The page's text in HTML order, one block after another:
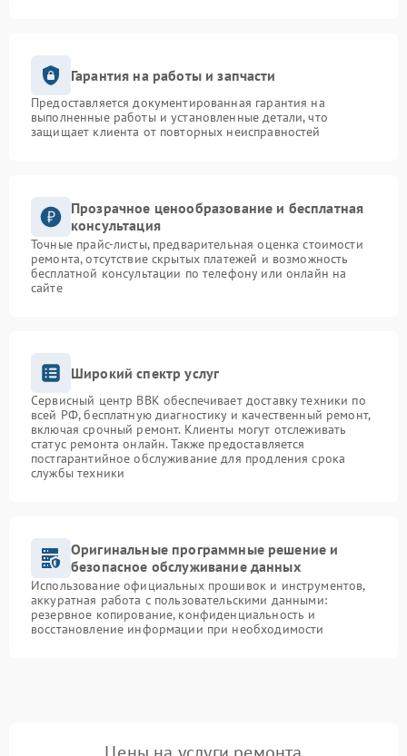
Гарантия на работы и запчасти
Предоставляется документированная гарантия на
выполненные работы и установленные детали, что
защищает клиента от повторных неисправностей
Прозрачное ценообразование и бесплатная
консультация
Точные прайс-листы, предварительная оценка стоимости
ремонта, отсутствие скрытых платежей и возможность
бесплатной консультации по телефону или онлайн на
сайте
Широкий спектр услуг
Сервисный центр BBK обеспечивает доставку техники по
всей РФ, бесплатную диагностику и качественный ремонт,
включая срочный ремонт. Клиенты могут отслеживать
статус ремонта онлайн. Также предоставляется
постгарантийное обслуживание для продления срока
службы техники
Оригинальные программные решение и
безопасное обслуживание данных
Использование официальных прошивок и инструментов,
аккуратная работа с пользовательскими данными:
резервное копирование, конфиденциальность и
восстановление информации при необходимости